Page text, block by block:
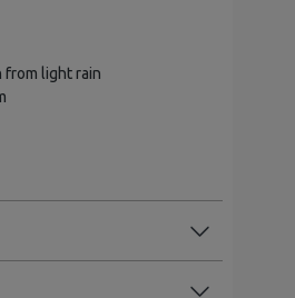
light rain